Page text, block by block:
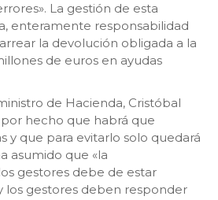
La gestión de esta
enteramente responsabilidad
la devolución obligada a la
de euros en ayudas
de Hacienda, Cristóbal
hecho que habrá que
y que para evitarlo solo quedará
asumido que «la
gestores debe de estar
los gestores deben responder